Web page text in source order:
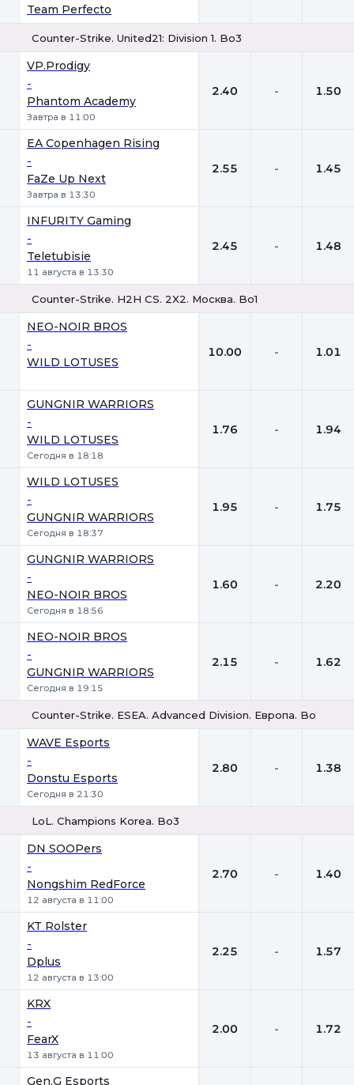
Team Perfecto
Counter-Strike. United21: Division 1. Bo3
VP.Prodigy
-
Phantom Academy
Завтра в 11:00
2.40 - 1.50
EA Copenhagen Rising
-
FaZe Up Next
Завтра в 13:30
2.55 - 1.45
INFURITY Gaming
-
Teletubisie
11 августа в 13:30
2.45 - 1.48
Counter-Strike. H2H CS. 2X2. Москва. Bo1
NEO-NOIR BROS
-
WILD LOTUSES
10.00 - 1.01
GUNGNIR WARRIORS
-
WILD LOTUSES
Сегодня в 18:18
1.76 - 1.94
WILD LOTUSES
-
GUNGNIR WARRIORS
Сегодня в 18:37
1.95 - 1.75
GUNGNIR WARRIORS
-
NEO-NOIR BROS
Сегодня в 18:56
1.60 - 2.20
NEO-NOIR BROS
-
GUNGNIR WARRIORS
Сегодня в 19:15
2.15 - 1.62
Counter-Strike. ESEA. Advanced Division. Европа. Bo1
WAVE Esports
-
Donstu Esports
Сегодня в 21:30
2.80 - 1.38
LoL. Champions Korea. Bo3
DN SOOPers
-
Nongshim RedForce
12 августа в 11:00
2.70 - 1.40
KT Rolster
-
Dplus
12 августа в 13:00
2.25 - 1.57
KRX
-
FearX
13 августа в 11:00
2.00 - 1.72
Gen.G Esports